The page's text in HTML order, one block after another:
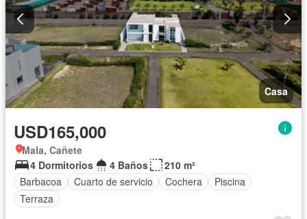
Casa
USD165,000
Mala, Cañete
4 Dormitorios
4 Baños
210 m²
Barbacoa
Cuarto de servicio Cochera
Piscina
Terraza